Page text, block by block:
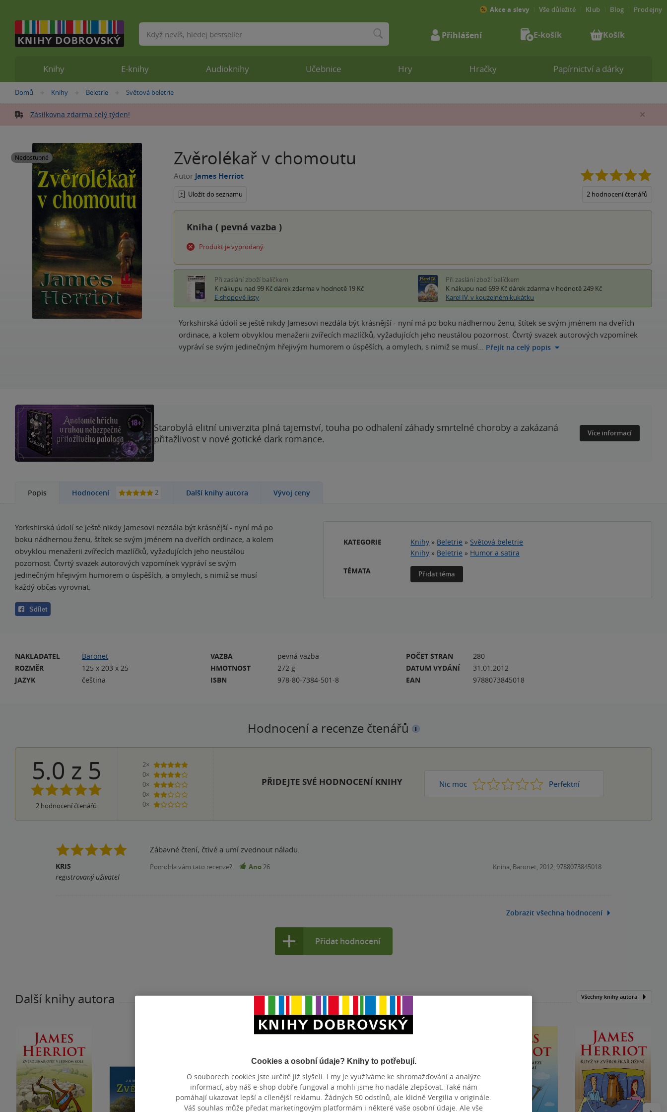
Nacházíte
zde:
Domů »
Knihy »
Beletrie »
Světová beletrie
Zásilkovna zdarma celý týden!
Nedostupné Zvěrolékař v chomoutu
Autor James Herriot
Uložit do seznamu 2 hodnocení čtenářů
Kniha ( pevná vazba )
Produkt je vyprodaný.
Při zaslání zboží balíčkem
K nákupu nad 99 Kč dárek zdarma v hodnotě 19 Kč
E-shopové listy
Při zaslání zboží balíčkem
K nákupu nad 699 Kč dárek zdarma v hodnotě 249 Kč
Karel IV. v kouzelném kukátku
Yorkshirská údolí se ještě nikdy Jamesovi nezdála být krásnější - nyní má po boku nádhernou ženu, štítek se svým jménem na dveřích
ordinace, a kolem obvyklou menažerii zvířecích mazlíčků, vyžadujících jeho neustálou pozornost. Čtvrtý svazek autorových vzpomínek
vypráví se svým jedinečným hřejivým humorem o úspěších, a omylech, s nimiž se musí… Přejít na celý popis
Starobylá elitní univerzita plná tajemství, touha po odhalení záhady smrtelné choroby a zakázaná
přitažlivost v nové gotické dark romance.
Více informací
Popis Hodnocení 2 Další knihy autora Vývoj ceny
Yorkshirská údolí se ještě nikdy Jamesovi nezdála být krásnější - nyní má po
boku nádhernou ženu, štítek se svým jménem na dveřích ordinace, a kolem
obvyklou menažerii zvířecích mazlíčků, vyžadujících jeho neustálou
pozornost. Čtvrtý svazek autorových vzpomínek vypráví se svým
jedinečným hřejivým humorem o úspěších, a omylech, s nimiž se musí
každý občas vyrovnat.
Sdílet
KATEGORIE Knihy » Beletrie » Světová beletrie
Knihy » Beletrie » Humor a satira
TÉMATA
Přidat téma
NAKLADATEL
Baronet
ROZMĚR
125 x 203 x 25
JAZYK
čeština
VAZBA
pevná vazba
HMOTNOST
272 g
ISBN
978-80-7384-501-8
POČET STRAN
280
DATUM VYDÁNÍ
31.01.2012
EAN
9788073845018
Hodnocení a recenze čtenářů
5.0 z 5
2 hodnocení čtenářů
2×
5 hvězdiček
0×
4 hvězdičky
0×
3 hvězdičky
0×
2 hvězdičky
0×
1 hvezdička
PŘIDEJTE SVÉ HODNOCENÍ KNIHY Nic moc 1 2 3 4 Perfektní
5
KRIS
registrovaný uživatel
Zábavné čtení, čtivé a umí zvednout náladu.
Pomohla vám tato recenze? Ano26 Kniha, Baronet, 2012, 9788073845018
Zobrazit všechna hodnocení
Přidat hodnocení
Další knihy autora Všechny knihy autora
Knihy E-knihy Audioknihy Učebnice Hry Hračky Papírnictví a dárky
Akce a slevy Vše důležité Klub Blog Prodejny
Vyhledávání Přihlášení E-košík Košík
Cookies a osobní údaje? Knihy to potřebují.
O souborech cookies jste určitě již slyšeli. I my je využíváme ke shromažďování a analýze
informací, aby náš e-shop dobře fungoval a mohli jsme ho nadále zlepšovat. Také nám
pomáhají ukazovat lepší a cílenější reklamu. Žádných 50 odstínů, ale klidně Vergilia v originále.
Váš souhlas může předat marketingovým platformám i některé vaše osobní údaje. Ale vše